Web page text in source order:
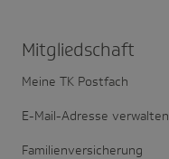
Mitglied­schaft
Meine TK Postfach
E-Mail-Adresse verwalten
Familienversicherung